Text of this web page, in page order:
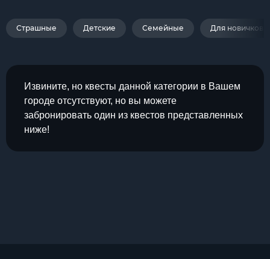
Страшные Детские Семейные Для новичков
Извините, но квесты данной категории в Вашем
городе отсутствуют, но вы можете
забронировать один из квестов представленных
ниже!